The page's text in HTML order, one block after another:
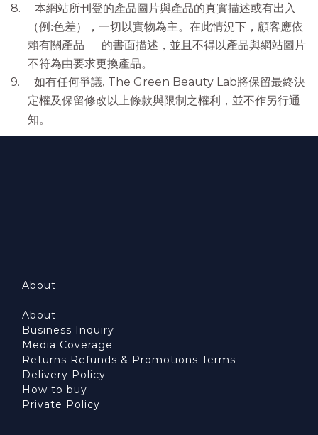
8.
本網站所刊登的產品圖片與產品的真實描述或有出入
（例 :色差），一切以實物為主。在此情況下，顧客應依
賴有關產品 的書面描述，並且不得以產品與網站圖片
不符為由要求更換產品。
9.
如有任何爭議, The Green Beauty Lab將保留最終決
定權及保留修改以上條款與限制之權利，並不作另行通
知。
About
About
Business Inquiry
Media Coverage
Returns Refunds & Promotions Terms
Delivery Policy
How to buy
Private Policy